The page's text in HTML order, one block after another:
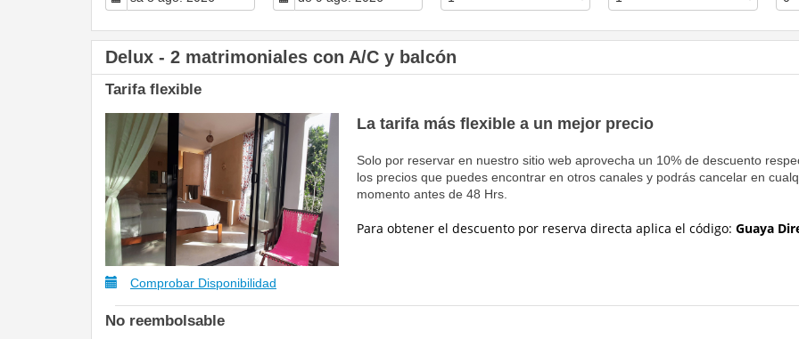
Delux - 2 matrimoniales con A/C y balcón
Tarifa flexible
La tarifa más flexible a un mejor precio
Solo por reservar en nuestro sitio web aprovecha un 10% de descuento
los precios que puedes encontrar en otros canales y podrás cancelar en
momento antes de 48 Hrs.
Para obtener el descuento por reserva directa aplica el código: Guaya
Comprobar Disponibilidad
No reembolsable